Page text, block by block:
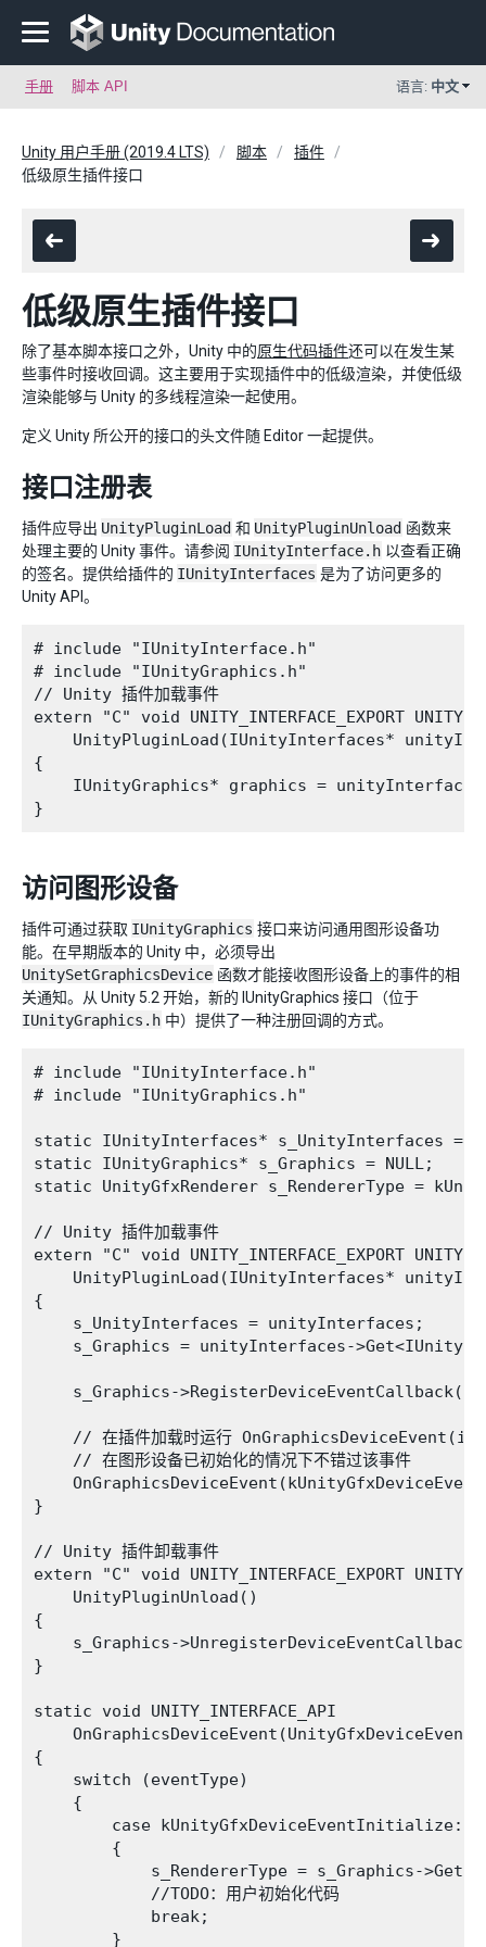
手册 脚本 API 语言: 中文
Unity 用户手册 (2019.4 LTS) 脚本
插件
低级原生插件接口
低级原生插件接口
除了基本脚本接口之外，Unity 中的原生代码插件还可以在发生某
些事件时接收回调。这主要用于实现插件中的低级渲染，并使低级
渲染能够与 Unity 的多线程渲染一起使用。
定义 Unity 所公开的接口的头文件随 Editor 一起提供。
接口注册表
插件应导出 UnityPluginLoad 和 UnityPluginUnload 函数来
处理主要的 Unity 事件。请参阅 IUnityInterface.h 以查看正确
的签名。提供给插件的 IUnityInterfaces 是为了访问更多的
Unity API。
# include "IUnityInterface.h"
# include "IUnityGraphics.h"
// Unity 插件加载事件
extern "C" void UNITY_INTERFACE_EXPORT
UnityPluginLoad(IUnityInterfaces*
{
IUnityGraphics* graphics =
访问图形设备
插件可通过获取 IUnityGraphics 接口来访问通用图形设备功
能。在早期版本的 Unity 中，必须导出
UnitySetGraphicsDevice 函数才能接收图形设备上的事件的相
关通知。从 Unity 5.2 开始，新的 IUnityGraphics 接口（位于
IUnityGraphics.h 中）提供了一种注册回调的方式。
# include "IUnityInterface.h"
# include "IUnityGraphics.h"
static IUnityInterfaces* s_UnityInterfaces =
static IUnityGraphics* s_Graphics = NULL;
static UnityGfxRenderer s_RendererType =
// Unity 插件加载事件
extern "C" void UNITY_INTERFACE_EXPORT
UnityPluginLoad(IUnityInterfaces*
{
    s_UnityInterfaces = unityInterfaces;
s_Graphics = unityInterfaces-
s_Graphics-
// 在插件加载时运行
    // 在图形设备已初始化的情况下不错过该事件
}
// Unity 插件卸载事件
extern "C" void UNITY_INTERFACE_EXPORT
    UnityPluginUnload()
{
s_Graphics-
}
static void UNITY_INTERFACE_API
{
    switch (eventType)
    {
        case kUnityGfxDeviceEventInitialize:
        {
s_RendererType = s_Graphics-
            //TODO：用户初始化代码
            break;
        }